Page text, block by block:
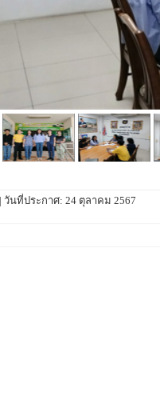
วันที่ประกาศ: 24 ตุลาคม 2567